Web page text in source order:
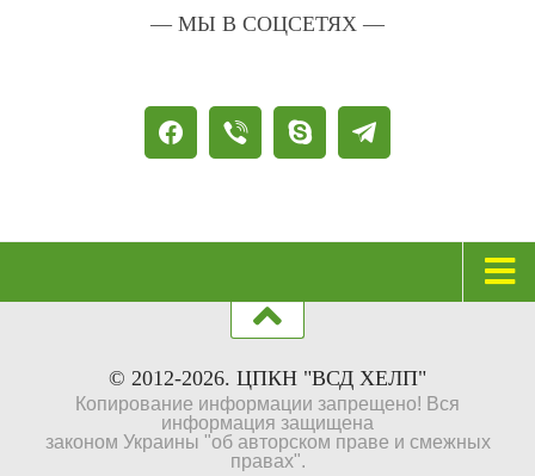
— МЫ В СОЦСЕТЯХ —
Психологическая коррекция
Вегето-сосудистая дистония (ВСД)
Паническое расстройство (с агорафобией и без)
© 2012-2026. ЦПКН "ВСД ХЕЛП"
Копирование информации запрещено! Вся
информация защищена
законом Украины "об авторском праве и смежных
правах".